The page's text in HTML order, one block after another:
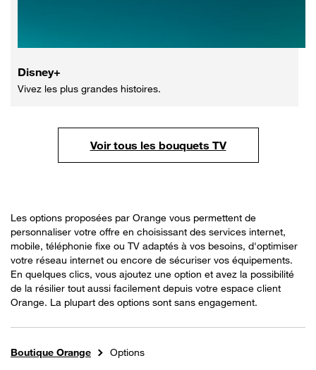
Disney+
Vivez les plus grandes histoires.
Voir tous les bouquets TV
Les options proposées par Orange vous permettent de
personnaliser votre offre en choisissant des services internet,
mobile, téléphonie fixe ou TV adaptés à vos besoins, d'optimiser
votre réseau internet ou encore de sécuriser vos équipements.
En quelques clics, vous ajoutez une option et avez la possibilité
de la résilier tout aussi facilement depuis votre espace client
Orange. La plupart des options sont sans engagement.
Boutique Orange Options